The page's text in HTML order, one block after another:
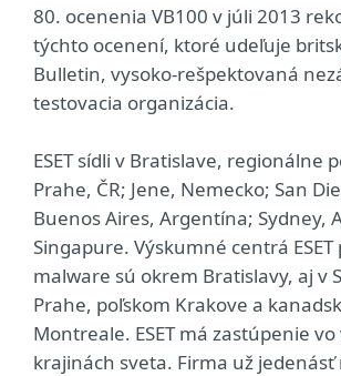
80. ocenenia VB100 v júli 2013
týchto ocenení, ktoré udeľuje
Bulletin, vysoko-rešpektovaná
testovacia organizácia.
ESET sídli v Bratislave, regionálne
Prahe, ČR; Jene, Nemecko; San
Buenos Aires, Argentína; Sydney,
Singapure. Výskumné centrá
malware sú okrem Bratislavy, aj v
Prahe, poľskom Krakove a
Montreale. ESET má zastúpenie
krajinách sveta. Firma už jedenásť